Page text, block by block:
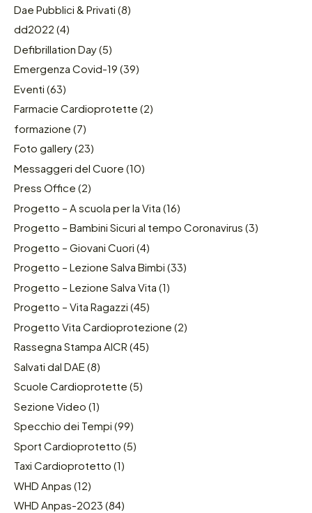
Dae Pubblici & Privati (8)
dd2022 (4)
Defibrillation Day(5)
Emergenza Covid-19 (39)
Eventi (63)
Farmacie Cardioprotette (2)
formazione (7)
Foto gallery(23)
Messaggeri del Cuore (10)
Press Office (2)
Progetto – A scuola per la Vita (16)
Progetto – Bambini Sicuri al tempo Coronavirus (3)
Progetto – Giovani Cuori (4)
Progetto – Lezione Salva Bimbi (33)
Progetto – Lezione Salva Vita (1)
Progetto – Vita Ragazzi (45)
Progetto Vita Cardioprotezione (2)
Rassegna Stampa AICR (45)
Salvati dal DAE (8)
Scuole Cardioprotette (5)
Sezione Video (1)
Specchio dei Tempi (99)
Sport Cardioprotetto (5)
Taxi Cardioprotetto (1)
WHD Anpas (12)
WHD Anpas-2023 (84)